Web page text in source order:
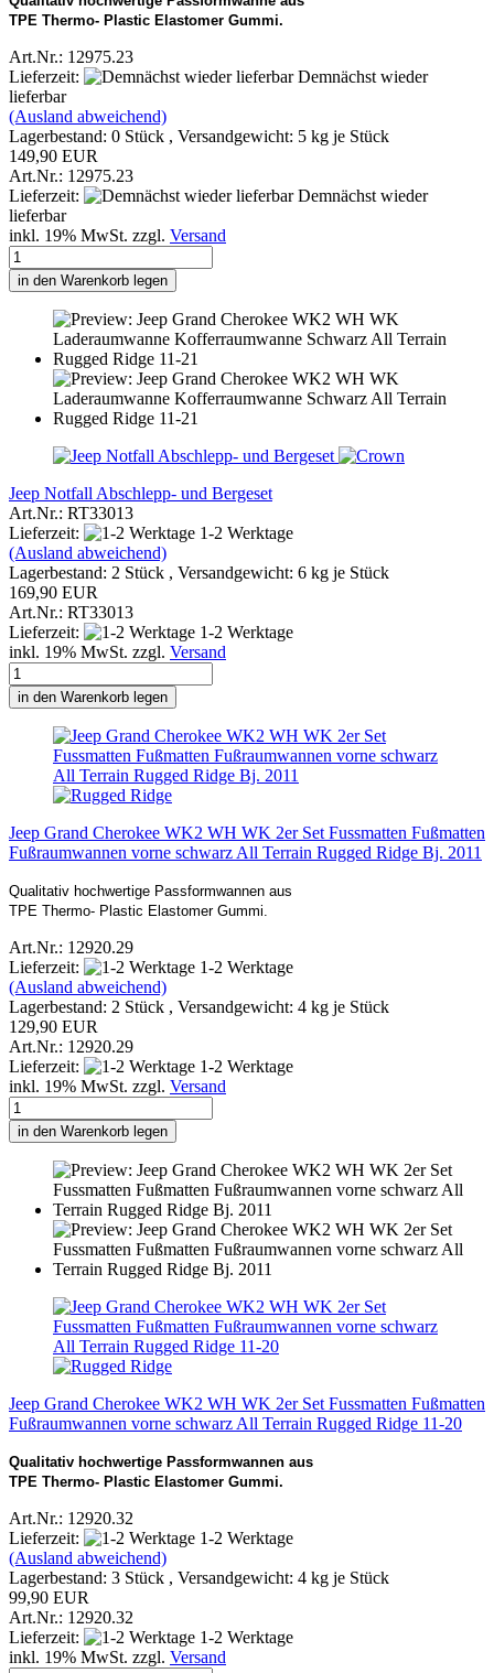
TPE Thermo- Plastic Elastomer Gummi.
Art.Nr.: 12975.23
Lieferzeit:
Demnächst wieder
lieferbar
(Ausland abweichend)
Lagerbestand: 0 Stück , Versandgewicht: 5 kg je Stück
149,90 EUR
Art.Nr.: 12975.23
Lieferzeit:
Demnächst wieder
lieferbar
inkl. 19% MwSt. zzgl. Versand
in den Warenkorb legen
Jeep Notfall Abschlepp- und Bergeset
Art.Nr.: RT33013
Lieferzeit:
1-2 Werktage
(Ausland abweichend)
Lagerbestand: 2 Stück , Versandgewicht: 6 kg je Stück
169,90 EUR
Art.Nr.: RT33013
Lieferzeit:
1-2 Werktage
inkl. 19% MwSt. zzgl. Versand
in den Warenkorb legen
Jeep Grand Cherokee WK2 WH WK 2er Set Fussmatten Fußmatten
Fußraumwannen vorne schwarz All Terrain Rugged Ridge Bj. 2011
Qualitativ hochwertige Passformwannen aus
TPE Thermo- Plastic Elastomer Gummi.
Art.Nr.: 12920.29
Lieferzeit:
1-2 Werktage
(Ausland abweichend)
Lagerbestand: 2 Stück , Versandgewicht: 4 kg je Stück
129,90 EUR
Art.Nr.: 12920.29
Lieferzeit:
1-2 Werktage
inkl. 19% MwSt. zzgl. Versand
in den Warenkorb legen
Jeep Grand Cherokee WK2 WH WK 2er Set Fussmatten Fußmatten
Fußraumwannen vorne schwarz All Terrain Rugged Ridge 11-20
Qualitativ hochwertige Passformwannen aus
TPE Thermo- Plastic Elastomer Gummi.
Art.Nr.: 12920.32
Lieferzeit:
1-2 Werktage
(Ausland abweichend)
Lagerbestand: 3 Stück , Versandgewicht: 4 kg je Stück
99,90 EUR
Art.Nr.: 12920.32
Lieferzeit:
1-2 Werktage
inkl. 19% MwSt. zzgl. Versand